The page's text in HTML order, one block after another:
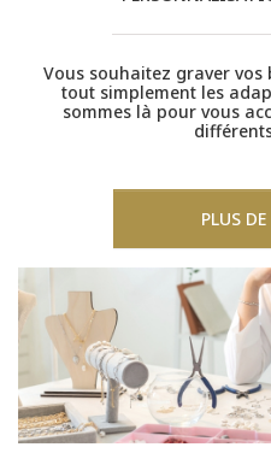
Vous souhaitez graver
tout simplement les
sommes là pour vous
PLUS